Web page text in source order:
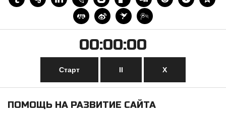
00:00:00
Старт II Х
ПОМОЩЬ НА РАЗВИТИЕ САЙТА